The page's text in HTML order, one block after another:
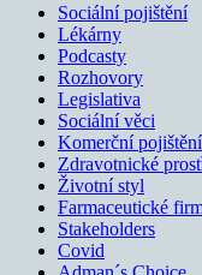
Sociální pojištění
Lékárny
Podcasty
Rozhovory
Legislativa
Sociální věci
Komerční pojištění
Zdravotnické
Životní styl
Farmaceutické
Stakeholders
Covid